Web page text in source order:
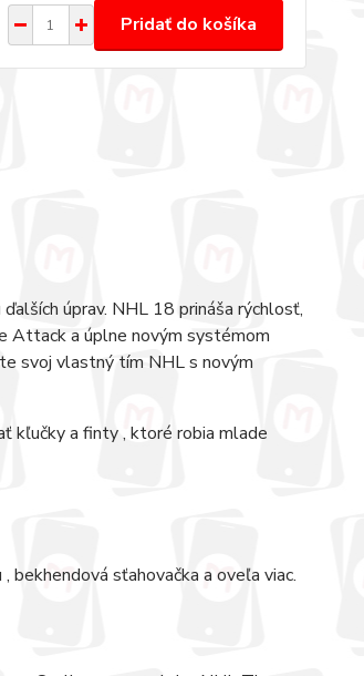
Pridať do košíka
úprav. NHL 18 prináša rýchlosť,
Attack a úplne novým systémom
svoj vlastný tím NHL s novým
kľučky a finty , ktoré robia mlade
bekhendová sťahovačka a oveľa viac.